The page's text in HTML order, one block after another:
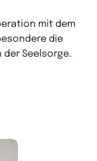
mit dem
die
der Seelsorge.